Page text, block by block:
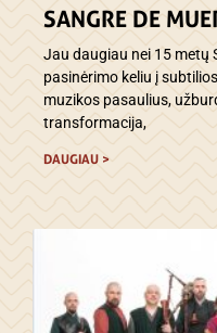
SANGRE DE
Jau daugiau nei 15 metų
pasinėrimo keliu į
muzikos pasaulius,
transformacija,
DAUGIAU >